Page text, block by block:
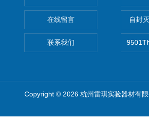
在线留言
联系我们
自封
Copyright © 2026 杭州雷琪实验器材有